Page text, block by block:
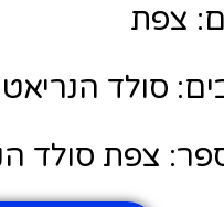
צפת
סולד הנריאטה
צפת סולד